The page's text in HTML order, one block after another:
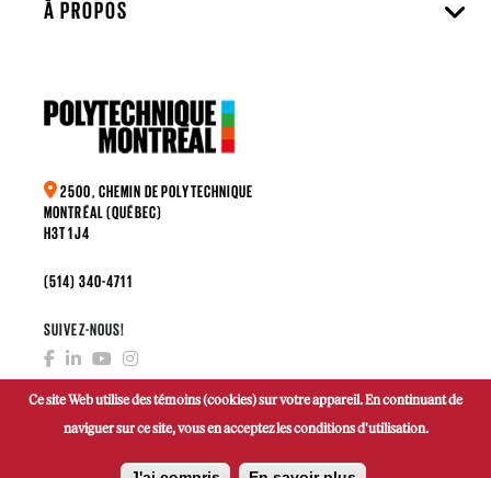
À PROPOS
2500, CHEMIN DE POLYTECHNIQUE
MONTRÉAL (QUÉBEC)
H3T 1J4
(514) 340-4711
SUIVEZ-NOUS!
FAIRE UN DON
Ce site Web utilise des témoins (cookies) sur votre appareil. En continuant de
naviguer sur ce site, vous en acceptez les conditions d'utilisation.